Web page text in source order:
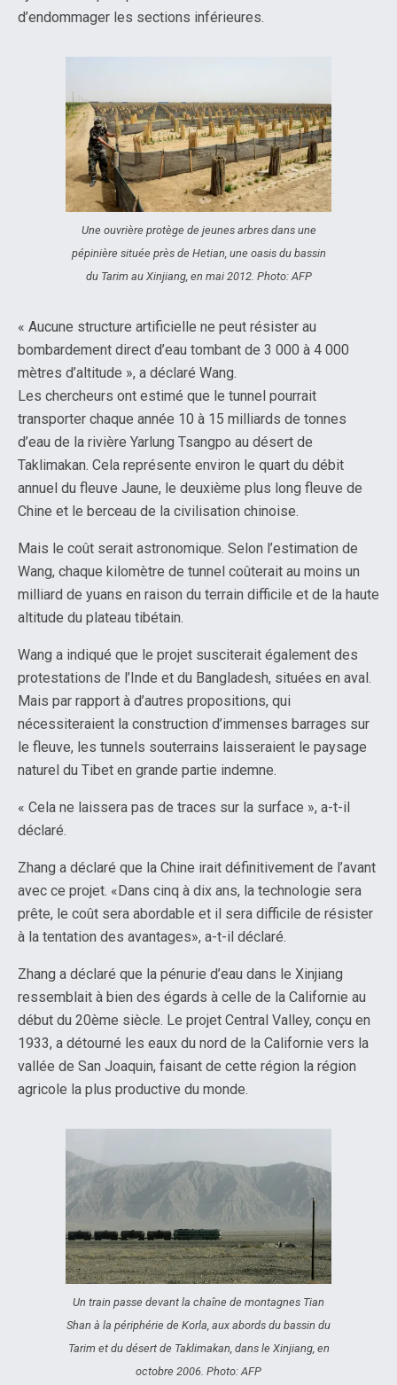
d’endommager les sections inférieures.
Une ouvrière protège de jeunes arbres dans une
pépinière située près de Hetian, une oasis du bassin
du Tarim au Xinjiang, en mai 2012. Photo: AFP
« Aucune structure artificielle ne peut résister au
bombardement direct d’eau tombant de 3 000 à 4 000
mètres d’altitude », a déclaré Wang.
Les chercheurs ont estimé que le tunnel pourrait
transporter chaque année 10 à 15 milliards de tonnes
d’eau de la rivière Yarlung Tsangpo au désert de
Taklimakan. Cela représente environ le quart du débit
annuel du fleuve Jaune, le deuxième plus long fleuve de
Chine et le berceau de la civilisation chinoise.
Mais le coût serait astronomique. Selon l’estimation de
Wang, chaque kilomètre de tunnel coûterait au moins un
milliard de yuans en raison du terrain difficile et de la haute
altitude du plateau tibétain.
Wang a indiqué que le projet susciterait également des
protestations de l’Inde et du Bangladesh, situées en aval.
Mais par rapport à d’autres propositions, qui
nécessiteraient la construction d’immenses barrages sur
le fleuve, les tunnels souterrains laisseraient le paysage
naturel du Tibet en grande partie indemne.
« Cela ne laissera pas de traces sur la surface », a-t-il
déclaré.
Zhang a déclaré que la Chine irait définitivement de l’avant
avec ce projet. «Dans cinq à dix ans, la technologie sera
prête, le coût sera abordable et il sera difficile de résister
à la tentation des avantages», a-t-il déclaré.
Zhang a déclaré que la pénurie d’eau dans le Xinjiang
ressemblait à bien des égards à celle de la Californie au
début du 20ème siècle. Le projet Central Valley, conçu en
1933, a détourné les eaux du nord de la Californie vers la
vallée de San Joaquin, faisant de cette région la région
agricole la plus productive du monde.
Un train passe devant la chaîne de montagnes Tian
Shan à la périphérie de Korla, aux abords du bassin du
Tarim et du désert de Taklimakan, dans le Xinjiang, en
octobre 2006. Photo: AFP